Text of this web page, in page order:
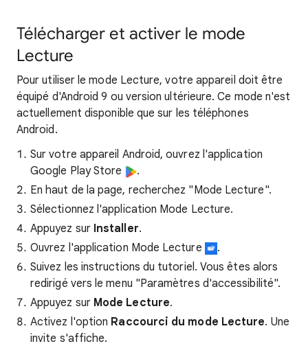
Télécharger et activer le mode
Lecture
Pour utiliser le mode Lecture, votre appareil doit être
équipé d'Android 9 ou version ultérieure. Ce mode n'est
actuellement disponible que sur les téléphones
Android.
Sur votre appareil Android, ouvrez l'application
Google Play Store
.
En haut de la page, recherchez "Mode Lecture".
Sélectionnez l'application Mode Lecture.
Appuyez sur Installer.
Ouvrez l'application Mode Lecture
.
Suivez les instructions du tutoriel. Vous êtes alors
redirigé vers le menu "Paramètres d'accessibilité".
Appuyez sur Mode Lecture.
Activez l'option Raccourci du mode Lecture. Une
invite s'affiche.